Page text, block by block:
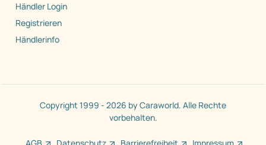
Händler Login
Registrieren
Händlerinfo
Copyright 1999 - 2026 by Caraworld. Alle Rechte
vorbehalten.